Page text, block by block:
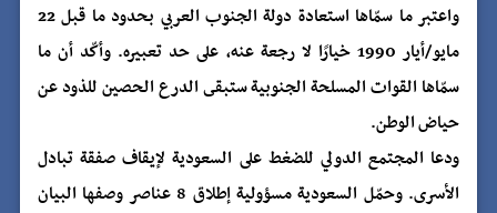
واعتبر ما سمّاها استعادة دولة الجنوب العربي بحدود ما قبل 22
مايو/أيار 1990 خيارًا لا رجعة عنه، على حد تعبيره. وأكّد أن ما
سمّاها القوات المسلحة الجنوبية ستبقى الدرع الحصين للذود عن
حياض الوطن.
ودعا المجتمع الدولي للضغط على السعودية لإيقاف صفقة تبادل
الأسرى. وحمّل السعودية مسؤولية إطلاق 8 عناصر وصفها البيان